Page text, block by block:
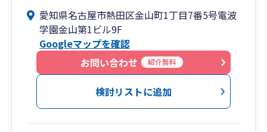
〒444-0864 愛知県岡崎市明大寺町天白前67-1
[TEL] 0564-64-2136 [FAX] 0564-64-2137
■顧問先数：1000件以上
■相続申告件数 約3,900件
■グループ企業：
愛知県名古屋市熱田区金山町1丁目7番5号電波
学園金山第1ビル9F
Googleマップを確認
お問い合わせ
紹介無料
検討リストに追加